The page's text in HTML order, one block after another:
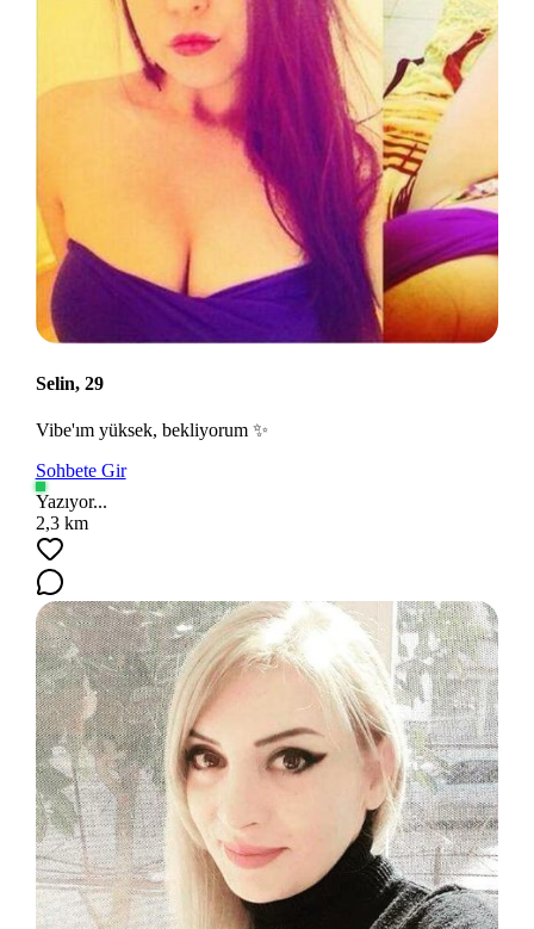
Selin, 29
Vibe'ım yüksek, bekliyorum ✨
Sohbete Gir
Yazıyor...
2,3 km